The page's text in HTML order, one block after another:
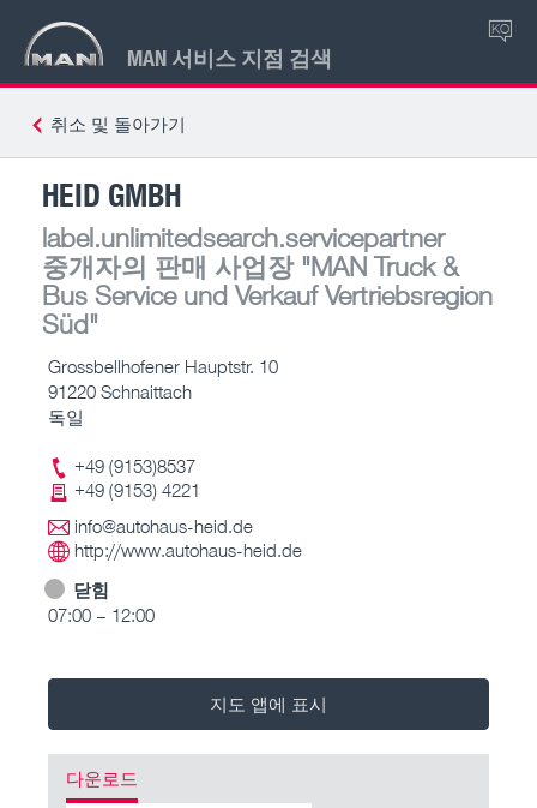
MAN 서비스 지점 검색
KO
취소 및 돌아가기
HEID GMBH
label.unlimitedsearch.servicepartner
중개자의 판매 사업장"MAN Truck &
Bus Service und Verkauf Vertriebsregion
Süd"
Grossbellhofener Hauptstr. 10
91220 Schnaittach
독일
+49 (9153)8537
+49 (9153) 4221
info@autohaus-heid.de
http://www.autohaus-heid.de
닫힘
07:00 – 12:00
지도 앱에 표시
다운로드